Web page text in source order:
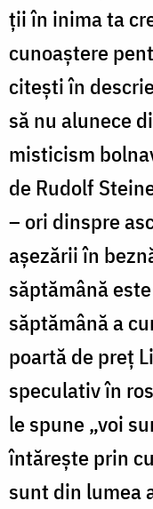
ții în inima ta
cunoaștere
citești în
să nu alunece
misticism
de Rudolf
– ori dinspre
așezării în
săptămână
săptămână a
poartă de preț
speculativ în
le spune „voi
întărește prin
sunt din lumea